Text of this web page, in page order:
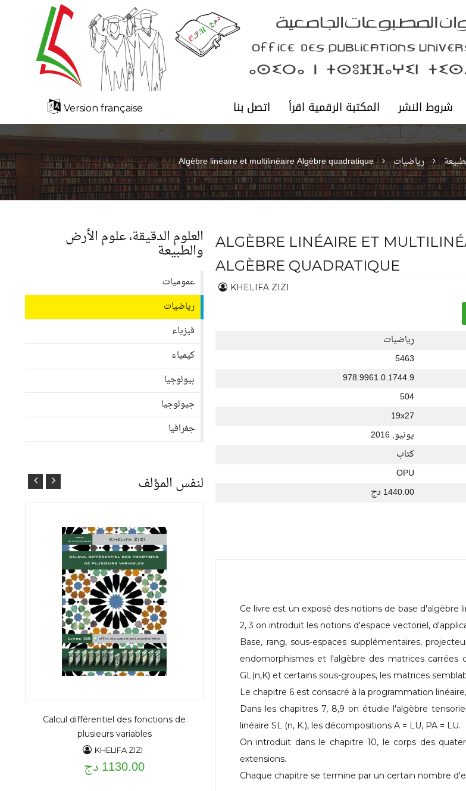
شروط النشر المكتبة الرقمية اقرأ اتصل بنا Version française
رياضيات Algèbre linéaire et multilinéaire Algèbre quadratique
ALGÈBRE LINÉAIRE ET
ALGÈBRE QUADRATIQUE
KHELIFA ZIZI
رياضيات
5463
978.9961.0.1744.9
504
19x27
يونيو, 2016
كتاب
OPU
1440.00 دج
Ce livre est un exposé des notions de base d'algèbre
2, 3 on introduit les notions d'espace vectoriel,
Base, rang, sous-espaces supplémentaires,
endomorphismes et l'algèbre des matrices carrées
GL(n,K) et certains sous-groupes, les matrices
Le chapitre 6 est consacré à la programmation
Dans les chapitres 7, 8,9 on étudie l'algèbre
linéaire SL (n, K.), les décompositions A = LU, PA = LU.
On introduit dans le chapitre 10, le corps des
extensions.
Chaque chapitre se termine par un certain nombre
العلوم الدقيقة، علوم الأرض
والطبيعة
عموميات
رياضيات
فيزياء
كيمياء
بيولوجيا
جيولوجيا
جغرافيا
لنفس المؤلف
Calcul différentiel des fonctions de
plusieurs variables
KHELIFA ZIZI
1130.00 دج